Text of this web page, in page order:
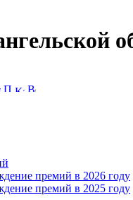
премий в 2026 году
премий в 2025 году